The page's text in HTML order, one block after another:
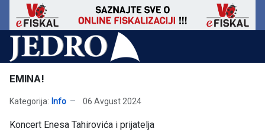
EMINA!
Kategorija: Info 06 Avgust 2024
Koncert Enesa Tahirovića i prijatelja